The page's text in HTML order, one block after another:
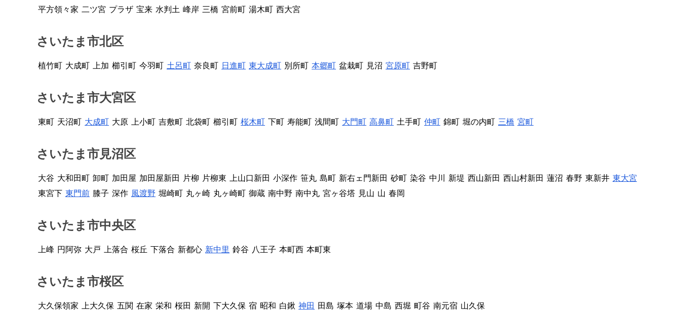
平方領々家 二ツ宮 プラザ 宝来 水判土 峰岸 三橋 宮前町 湯木町 西大宮
さいたま市北区
植竹町 大成町 上加 櫛引町 今羽町 土呂町 奈良町 日進町 東大成町 別所町 本郷町 盆栽町 見沼 宮原町 吉野町
さいたま市大宮区
東町 天沼町 大成町 大原 上小町 吉敷町 北袋町 櫛引町 桜木町 下町 寿能町 浅間町 大門町 高鼻町 土手町 仲町 錦町 堀の内町 三橋 宮町
さいたま市見沼区
大谷 大和田町 卸町 加田屋 加田屋新田 片柳 片柳東 上山口新田 小深作 笹丸 島町 新右ェ門新田 砂町 染谷 中川 新堤 西山新田 西山村新田 蓮沼 春野 東新井 東大宮
東宮下 東門前 膝子 深作 風渡野 堀崎町 丸ヶ崎 丸ヶ崎町 御蔵 南中野 南中丸 宮ヶ谷塔 見山 山 春岡
さいたま市中央区
上峰 円阿弥 大戸 上落合 桜丘 下落合 新都心 新中里 鈴谷 八王子 本町西 本町東
さいたま市桜区
大久保領家 上大久保 五関 在家 栄和 桜田 新開 下大久保 宿 昭和 白鍬 神田 田島 塚本 道場 中島 西堀 町谷 南元宿 山久保